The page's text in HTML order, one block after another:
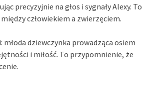
precyzyjnie na głos i sygnały Alexy. To
człowiekiem a zwierzęciem.
dziewczynka prowadząca osiem
i miłość. To przypomnienie, że